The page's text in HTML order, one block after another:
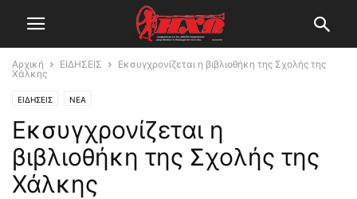
Αρχική ΕΙΔΗΣΕΙΣ
Εκσυγχρονίζεται η βιβλιοθήκη της Σχολής της
Χάλκης
ΕΙΔΗΣΕΙΣ ΝΕΑ
Εκσυγχρονίζεται η
βιβλιοθήκη της Σχολής της
Χάλκης